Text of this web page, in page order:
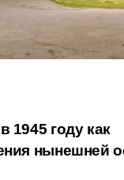
1945 году как
нынешней